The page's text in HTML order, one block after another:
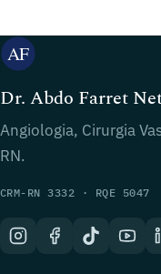
Dr. Abdo Farret
Angiologia, Cirurgia
RN.
CRM-RN 3332 · RQE 5047